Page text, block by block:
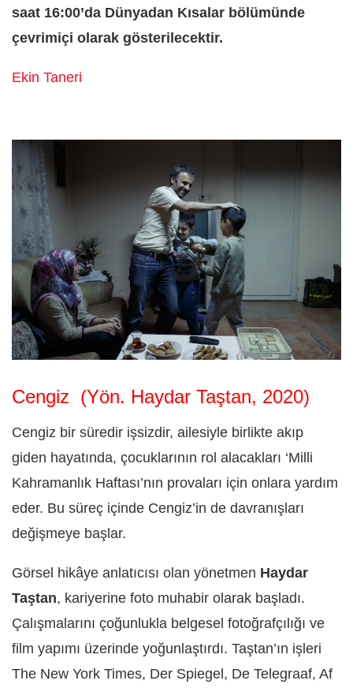
saat 16:00’da Dünyadan Kısalar bölümünde
çevrimiçi olarak gösterilecektir.
Ekin Taneri
Cengiz (Yön. Haydar Taştan, 2020)
Cengiz bir süredir işsizdir, ailesiyle birlikte akıp
giden hayatında, çocuklarının rol alacakları ‘Milli
Kahramanlık Haftası’nın provaları için onlara yardım
eder. Bu süreç içinde Cengiz’in de davranışları
değişmeye başlar.
Görsel hikâye anlatıcısı olan yönetmen Haydar
Taştan, kariyerine foto muhabir olarak başladı.
Çalışmalarını çoğunlukla belgesel fotoğrafçılığı ve
film yapımı üzerinde yoğunlaştırdı. Taştan’ın işleri
The New York Times, Der Spiegel, De Telegraaf, Af